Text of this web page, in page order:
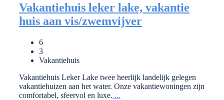
Vakantiehuis leker lake, vakantie
huis aan vis/zwemvijver
6
3
Vakantiehuis
Vakantiehuis Leker Lake twee heerlijk landelijk gelegen
vakantiehuizen aan het water. Onze vakantiewoningen zijn
comfortabel, sfeervol en luxe. ...